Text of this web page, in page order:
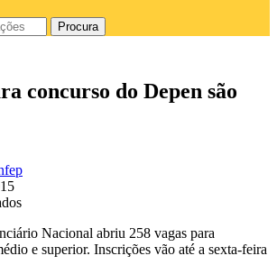
Procura
concurso do Depen são
em
para
concurso
Nacional abriu 258 vagas para
e superior. Inscrições vão até a sexta-feira